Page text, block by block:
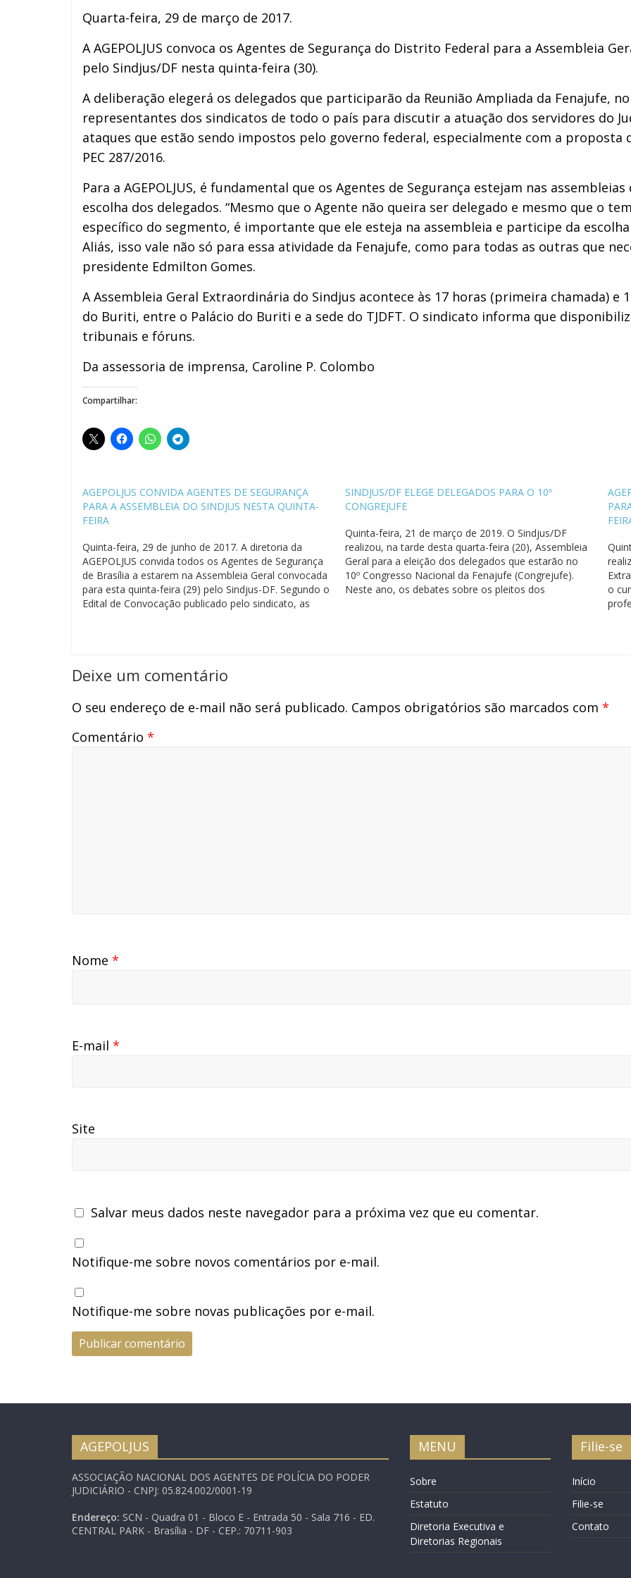
Quarta-feira, 29 de março de 2017.
A AGEPOLJUS convoca os Agentes de Segurança do Distrito Federal para a Assembleia
pelo Sindjus/DF nesta quinta-feira (30).
A deliberação elegerá os delegados que participarão da Reunião Ampliada da Fenajufe,
representantes dos sindicatos de todo o país para discutir a atuação dos servidores do
ataques que estão sendo impostos pelo governo federal, especialmente com a proposta
PEC 287/2016.
Para a AGEPOLJUS, é fundamental que os Agentes de Segurança estejam nas
escolha dos delegados. “Mesmo que o Agente não queira ser delegado e mesmo que o
específico do segmento, é importante que ele esteja na assembleia e participe da
Aliás, isso vale não só para essa atividade da Fenajufe, como para todas as outras que
presidente Edmilton Gomes.
A Assembleia Geral Extraordinária do Sindjus acontece às 17 horas (primeira chamada) e
do Buriti, entre o Palácio do Buriti e a sede do TJDFT. O sindicato informa que
tribunais e fóruns.
Da assessoria de imprensa, Caroline P. Colombo
Compartilhar:
AGEPOLJUS CONVIDA AGENTES DE SEGURANÇA
PARA A ASSEMBLEIA DO SINDJUS NESTA QUINTA-
FEIRA
Quinta-feira, 29 de junho de 2017. A diretoria da
AGEPOLJUS convida todos os Agentes de Segurança
de Brasília a estarem na Assembleia Geral convocada
para esta quinta-feira (29) pelo Sindjus-DF. Segundo o
Edital de Convocação publicado pelo sindicato, as
SINDJUS/DF ELEGE DELEGADOS PARA O 10º
CONGREJUFE
Quinta-feira, 21 de março de 2019. O Sindjus/DF
realizou, na tarde desta quarta-feira (20), Assembleia
Geral para a eleição dos delegados que estarão no
10º Congresso Nacional da Fenajufe (Congrejufe).
Neste ano, os debates sobre os pleitos dos
o
Deixe um comentário
O seu endereço de e-mail não será publicado. Campos obrigatórios são marcados com *
Comentário *
Nome *
E-mail *
Site
Salvar meus dados neste navegador para a próxima vez que eu comentar.
Notifique-me sobre novos comentários por e-mail.
Notifique-me sobre novas publicações por e-mail.
AGEPOLJUS
ASSOCIAÇÃO NACIONAL DOS AGENTES DE POLÍCIA DO PODER
JUDICIÁRIO - CNPJ: 05.824.002/0001-19
Endereço: SCN - Quadra 01 - Bloco E - Entrada 50 - Sala 716 - ED.
CENTRAL PARK - Brasília - DF - CEP.: 70711-903
MENU
Sobre
Estatuto
Diretoria Executiva e
Diretorias Regionais
Filie-se
Início
Filie-se
Contato